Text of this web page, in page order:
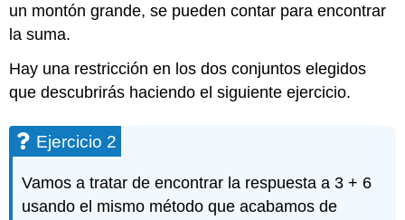
un montón grande, se pueden contar para encontrar
la suma.
Hay una restricción en los dos conjuntos elegidos
que descubrirás haciendo el siguiente ejercicio.
Ejercicio 2
Vamos a tratar de encontrar la respuesta a 3 + 6
usando el mismo método que acabamos de